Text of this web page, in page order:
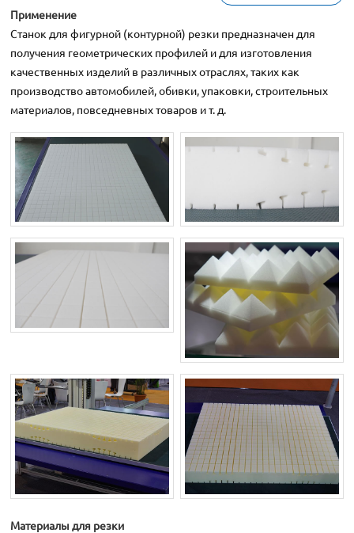
Применение
Станок для фигурной (контурной) резки предназначен для
получения геометрических профилей и для изготовления
качественных изделий в различных отраслях, таких как
производство автомобилей, обивки, упаковки, строительных
материалов, повседневных товаров и т. д.
Материалы для резки